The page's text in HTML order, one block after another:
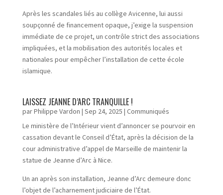
Après les scandales liés au collège Avicenne, lui aussi
soupçonné de financement opaque, j’exige la suspension
immédiate de ce projet, un contrôle strict des associations
impliquées, et la mobilisation des autorités locales et
nationales pour empêcher l’installation de cette école
islamique.
LAISSEZ JEANNE D’ARC TRANQUILLE !
parPhilippe Vardon | Sep 24, 2025 | Communiqués
Le ministère de l’Intérieur vient d’annoncer se pourvoir en
cassation devant le Conseil d’État, après la décision de la
cour administrative d’appel de Marseille de maintenir la
statue de Jeanne d’Arc à Nice.
Un an après son installation, Jeanne d’Arc demeure donc
l’objet de l’acharnement judiciaire de l’État.